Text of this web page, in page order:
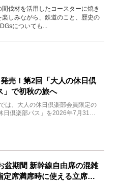
林コースターを作りません
間伐材を活用したコースターに焼き
楽しみながら、鉄道のこと、歴史の
についても...
売！第2回「大人の休日倶
」で初秋の旅へ
は、大人の休日倶楽部会員限定の
日倶楽部パス」を2026年7月31日
盆期間 新幹線自由席の混雑
定席満席時に使える立席特